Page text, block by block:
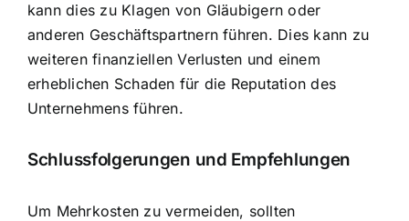
kann dies zu Klagen von Gläubigern oder
anderen Geschäftspartnern führen. Dies kann zu
weiteren finanziellen Verlusten und einem
erheblichen Schaden für die Reputation des
Unternehmens führen.
Schlussfolgerungen und Empfehlungen
Um Mehrkosten zu vermeiden, sollten